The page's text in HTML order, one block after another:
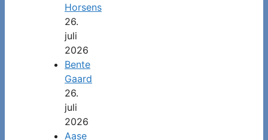
Horsens
26.
juli
2026
Bente
Gaard
26.
juli
2026
Aase